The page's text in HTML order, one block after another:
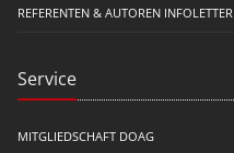
REFERENTEN & AUTOREN INFOLETTER
Service
MITGLIEDSCHAFT DOAG